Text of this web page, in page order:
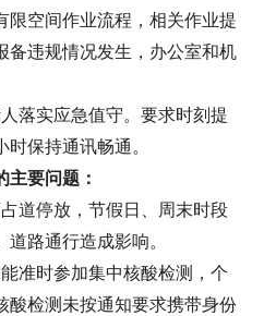
限空间作业流程，相关作业提
备违规情况发生，办公室和机
落实应急值守。要求时刻提
保持通讯畅通。
主要问题：
道停放，节假日、周末时段
路通行造成影响。
准时参加集中核酸检测，个
酸检测未按通知要求携带身份